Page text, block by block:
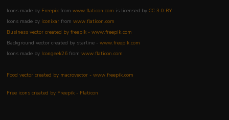
Icons made by Freepik fromwww.flaticon.com is licensed byCC 3.0 BY
Icons made by iconixar fromwww.flaticon.com
Business vector created by freepik - www.freepik.com
Background vector created by starline -www.freepik.com
Icons made by Icongeek26 fromwww.flaticon.com
Food vector created by macrovector - www.freepik.com
Free icons created by Freepik - Flaticon